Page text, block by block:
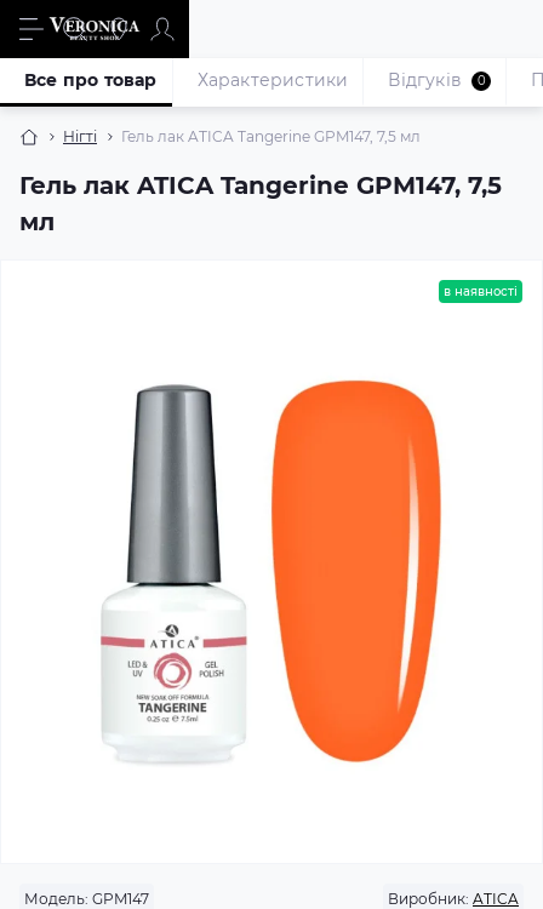
Нігті Гель лак ATICA Tangerine GPM147, 7,5 мл
Гель лак ATICA Tangerine GPM147, 7,5
мл
Все про товар Характеристики Відгуків 0
в наявності
Модель: GPM147 Виробник: ATICA